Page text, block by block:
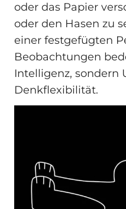
oder das Papier
oder den Hasen zu
einer festgefügten
Beobachtungen
Intelligenz, sondern
Denkflexibilität.